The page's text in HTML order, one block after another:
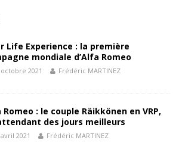
Life Experience : la première
mondiale d’Alfa Romeo
2021 Frédéric MARTINEZ
: le couple Räikkönen en VRP,
des jours meilleurs
2021 Frédéric MARTINEZ